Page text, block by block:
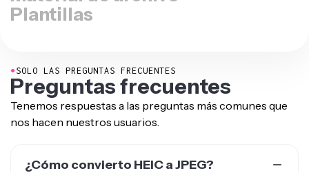
Preguntas frecuentes
Tenemos respuestas a las preguntas más comunes que
nos hacen nuestros usuarios.
Para convertir HEIC a JPEG, puedes usar cualquier